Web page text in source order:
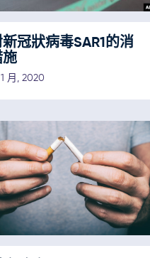
冠狀病毒SAR1的消
施
月, 2020